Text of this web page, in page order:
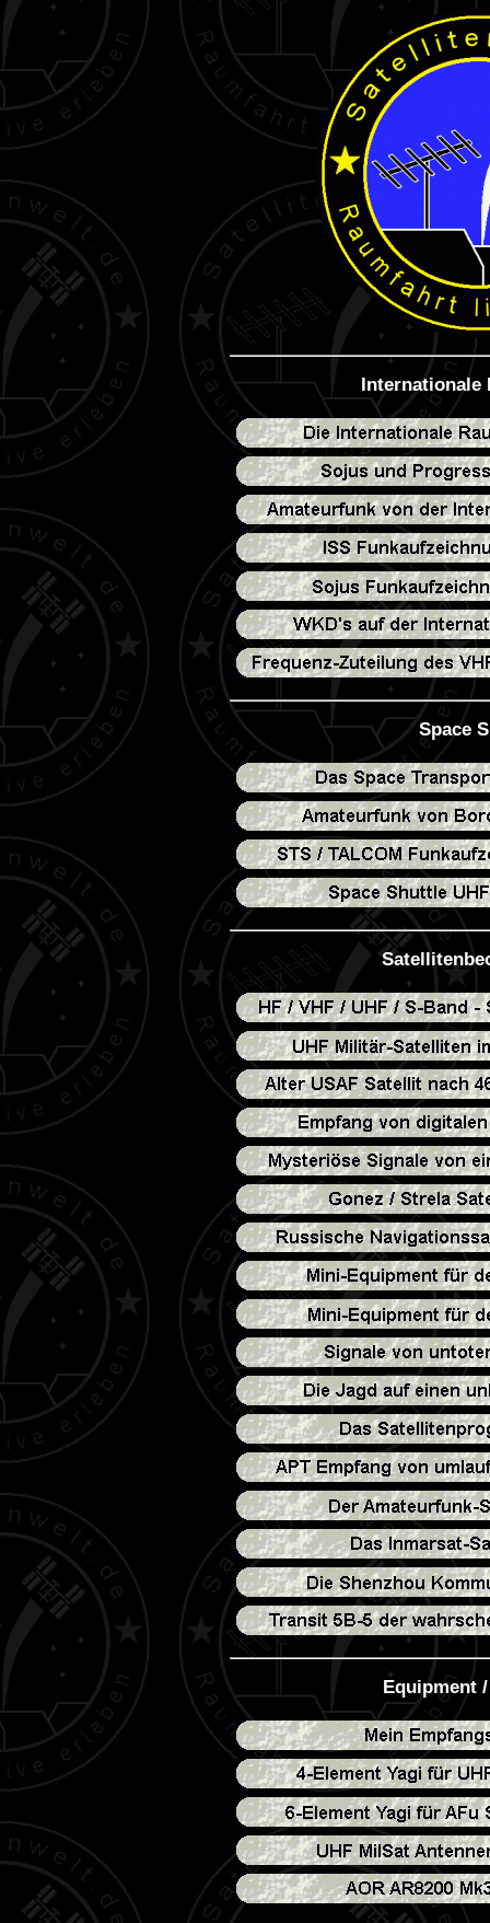
Internationale
Space
Equipment